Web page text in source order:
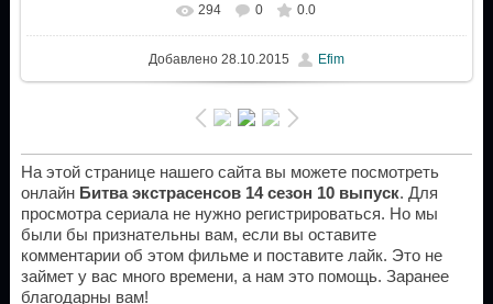
294 0 0.0
Добавлено28.10.2015 Efim
На этой странице нашего сайта вы можете посмотреть
онлайн Битва экстрасенсов 14 сезон 10 выпуск. Для
просмотра сериала не нужно регистрироваться. Но мы
были бы признательны вам, если вы оставите
комментарии об этом фильме и поставите лайк. Это не
займет у вас много времени, а нам это помощь. Заранее
благодарны вам!